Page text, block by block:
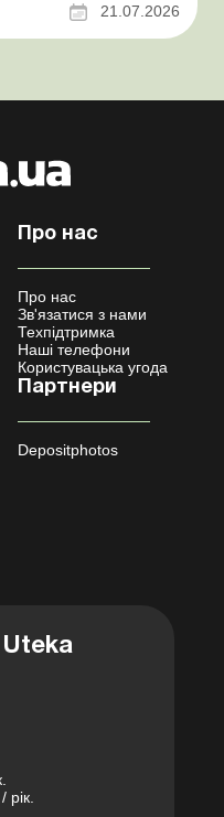
удосконалено
з організації
бронювання військовозобов’язаних Верховна ...
21.07.2026
Про нас
Про нас
Зв'язатися з нами
Техпідтримка
Наші телефони
Користувацька угода
Партнери
Depositphotos
Uteka